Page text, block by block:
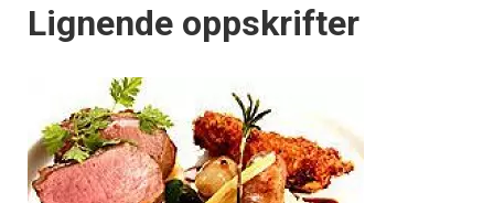
Lignende oppskrifter